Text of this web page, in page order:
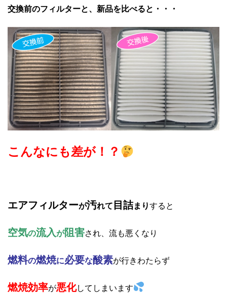
交換前のフィルターと、新品を比べると・・・
こんなにも差が！？
エアフィルターが汚れて 目詰まりすると
空気の流入が阻害され、流も悪くなり
燃料の燃焼に必要な酸素が行きわたらず
燃焼効率が悪化してしまいます